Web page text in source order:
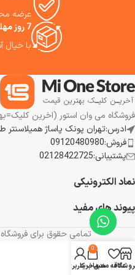
حدود ۶ درصد باتری را شارژ می‌کند،
باعث شده‌اند جارو رباتیک اکووکس
x11 با کمترین نیاز به دخالت کاربر،
همیشه آماده نظافت باشد و
عرضه
7 روز مهلت بازگشت کالا
با خیال
فروشگاه می وان استور (اخرین
ادرس:تهران پونک پاساژ همیلاسنتر طبقه اول واحد
فروش:09120480980
پشتیبانی:02128422725
نماد الکترونیکی
پیوند های مفید
تمامی حقوق برای
علاقه مندی
0
سبد خرید
حساب کاربری من